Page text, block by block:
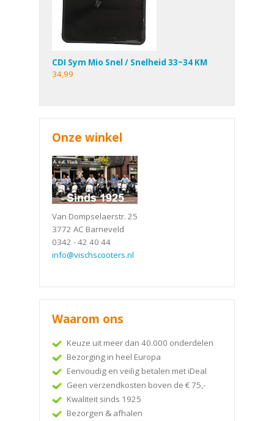
CDI Sym Mio Snel / Snelheid 33~34 KM
34,99
Onze winkel
Van Dompselaerstr. 25
3772 AC Barneveld
0342 - 42 40 44
info@vischscooters.nl
Waarom ons
Keuze uit meer dan 40.000 onderdelen
Bezorging in heel Europa
Eenvoudig en veilig betalen met iDeal
Geen verzendkosten boven de € 75,-
Kwaliteit sinds 1925
Bezorgen & afhalen